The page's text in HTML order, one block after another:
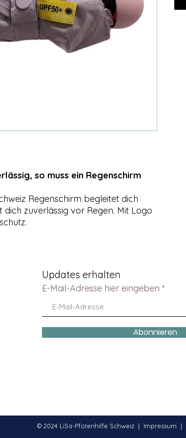
so muss ein Regenschirm
Regenschirm begleitet dich
zuverlässig vor Regen. Mit Logo
Updates erhalten
E-Mail-Adresse hier eingeben
Abonnieren
© 2024 LiSa-Pfotenhilfe Schweiz | Impressum |